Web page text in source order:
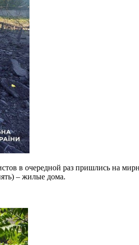
в очередной раз пришлись на
– жилые дома.